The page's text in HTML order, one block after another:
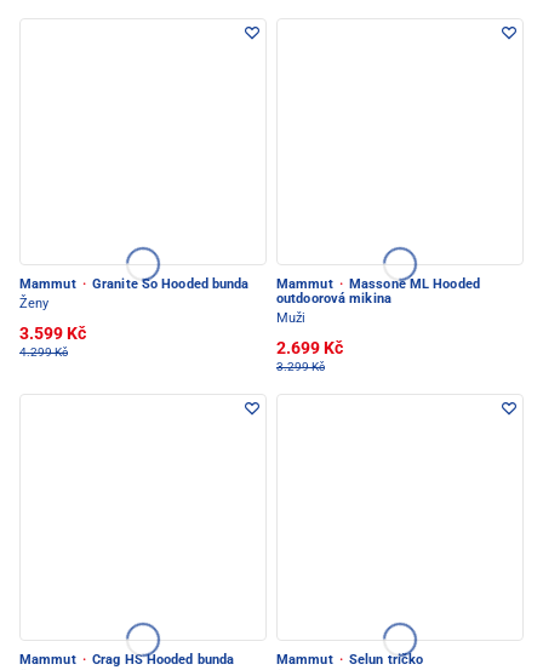
Mammut · Granite So Hooded bunda
Ženy
3.599 Kč
4.299 Kč
Mammut · Massone ML Hooded
outdoorová mikina
Muži
2.699 Kč
3.299 Kč
Mammut · Crag HS Hooded bunda
Mammut · Selun tričko